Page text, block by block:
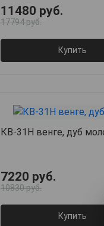
11480 руб.
17794 руб.
Купить
КВ-31Н венге, дуб
7220 руб.
10830 руб.
Купить